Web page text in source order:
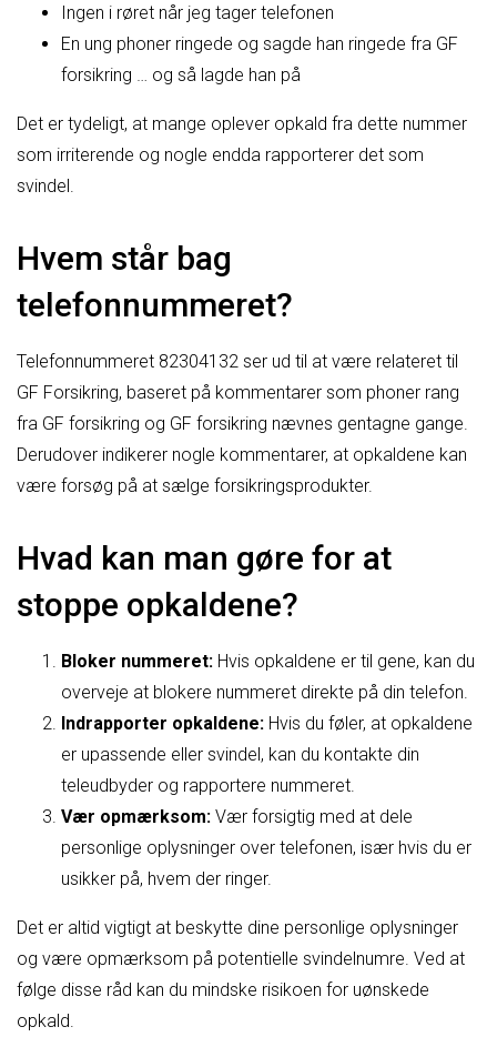
Ingen i røret når jeg tager telefonen
En ung phoner ringede og sagde han ringede fra GF
forsikring … og så lagde han på
Det er tydeligt, at mange oplever opkald fra dette nummer
som irriterende og nogle endda rapporterer det som
svindel.
Hvem står bag
telefonnummeret?
Telefonnummeret 82304132 ser ud til at være relateret til
GF Forsikring, baseret på kommentarer som phoner rang
fra GF forsikring og GF forsikring nævnes gentagne gange.
Derudover indikerer nogle kommentarer, at opkaldene kan
være forsøg på at sælge forsikringsprodukter.
Hvad kan man gøre for at
stoppe opkaldene?
Bloker nummeret: Hvis opkaldene er til gene, kan du
overveje at blokere nummeret direkte på din telefon.
Indrapporter opkaldene: Hvis du føler, at opkaldene
er upassende eller svindel, kan du kontakte din
teleudbyder og rapportere nummeret.
Vær opmærksom: Vær forsigtig med at dele
personlige oplysninger over telefonen, især hvis du er
usikker på, hvem der ringer.
Det er altid vigtigt at beskytte dine personlige oplysninger
og være opmærksom på potentielle svindelnumre. Ved at
følge disse råd kan du mindske risikoen for uønskede
opkald.